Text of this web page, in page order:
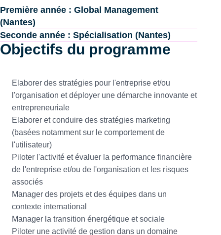
Première année : Global Management
(Nantes)
Seconde année : Spécialisation (Nantes)
Objectifs du programme
Elaborer des stratégies pour l'entreprise et/ou
l'organisation et déployer une démarche innovante et
entrepreneuriale
Elaborer et conduire des stratégies marketing
(basées notamment sur le comportement de
l'utilisateur)
Piloter l'activité et évaluer la performance financière
de l'entreprise et/ou de l'organisation et les risques
associés
Manager des projets et des équipes dans un
contexte international
Manager la transition énergétique et sociale
Piloter une activité de gestion dans un domaine